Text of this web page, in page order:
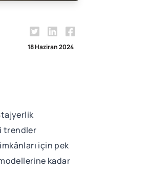
18 Haziran 2024
trendler
için pek
kadar